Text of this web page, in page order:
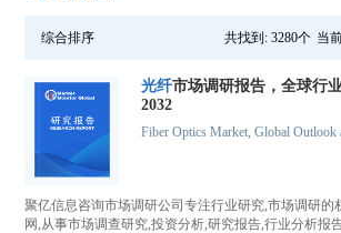
综合排序 共找到: 3280个 当
光纤市场调研报告，全球行
2032
Fiber Optics Market, Global Outlook
聚亿信息咨询市场调研公司专注行业研究,市场调研的
网,从事市场调查研究,投资分析,研究报告,行业分析报